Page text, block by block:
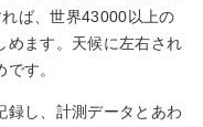
ば、世界43000以上の
めます。天候に左右され
す。
録し、計測データとあわ